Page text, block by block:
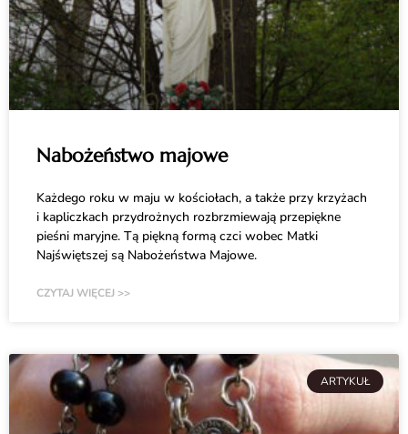
Nabożeństwo majowe
Każdego roku w maju w kościołach, a także przy krzyżach
i kapliczkach przydrożnych rozbrzmiewają przepiękne
pieśni maryjne. Tą piękną formą czci wobec Matki
Najświętszej są Nabożeństwa Majowe.
CZYTAJ WIĘCEJ >>
ARTYKUŁ